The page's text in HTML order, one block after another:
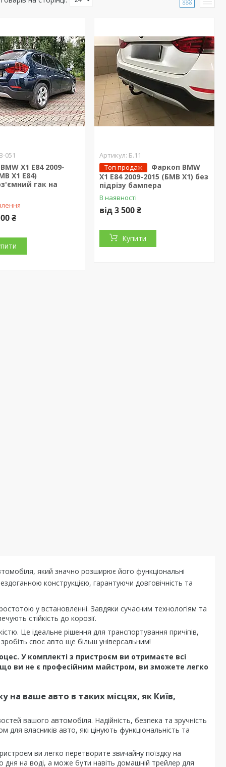
B-051
X1 E84 2009-
Х1 Е84)
гак на
₴
Б.11
Топ продаж
Фаркоп BMW
X1 E84 2009-2015 (БМВ Х1) без
підрізу бампера
В наявності
від 3 500 ₴
Купити
який значно розширює його функціональні
конструкцією, гарантуючи довговічність та
у встановленні. Завдяки сучасним технологіям та
стійкість до корозії.
Це ідеальне рішення для транспортування причіпів,
своє авто ще більш універсальним!
У комплекті з пристроєм ви отримаєте всі
ви не є професійним майстром, ви зможете легко
ваше авто в таких місцях, як Київ,
вашого автомобіля. Надійність, безпека та зручність
власників авто, які цінують функціональність та
ви легко перетворите звичайну поїздку на
дня на воді, а може бути навіть домашній трейлер для